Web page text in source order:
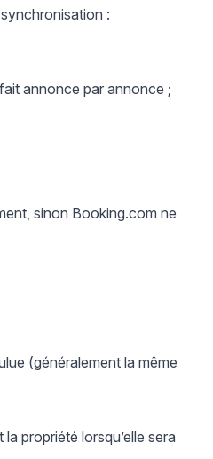
:
annonce par annonce ;
sinon Booking.com ne
(généralement la même
propriété lorsqu’elle sera